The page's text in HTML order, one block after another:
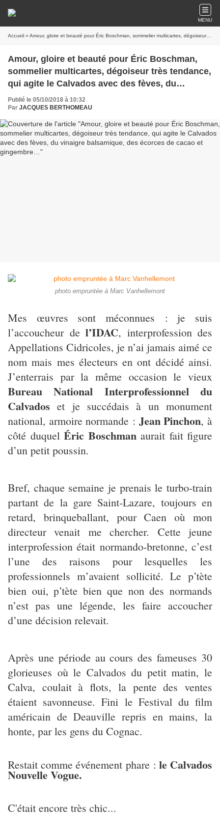
MENU
Accueil » Amour, gloire et beauté pour Éric Boschman, sommelier multicartes, dégoiseur très tendance, qui agite le Calvados avec des fèves, du vinaigre balsamique, des écorces de cacao et gingembre…
Amour, gloire et beauté pour Éric Boschman,
sommelier multicartes, dégoiseur très tendance,
qui agite le Calvados avec des fèves, du
vinaigre balsamique, des écorces de cacao et
gingembre…
Publié le 05/10/2018 à 10:32
Par JACQUES BERTHOMEAU
photo empruntée à Marc Vanhellemont
Mes œuvres sont méconnues : je suis
l’accoucheur de l’IDAC, interprofession des
Appellations Cidricoles, je n’ai jamais aimé ce
nom mais mes électeurs en ont décidé ainsi.
J’enterrais par la même occasion le vieux
Bureau National Interprofessionnel du
Calvados et je succédais à un monument
national, armoire normande : Jean Pinchon, à
côté duquel Éric Boschmanaurait fait figure
d’un petit poussin.
Bref, chaque semaine je prenais le turbo-train
partant de la gare Saint-Lazare, toujours en
retard, brinqueballant, pour Caen où mon
directeur venait me chercher. Cette jeune
interprofession était normando-bretonne, c’est
l’une des raisons pour lesquelles les
professionnels m’avaient sollicité. Le p’tète
bien oui, p’tète bien que non des normands
n’est pas une légende, les faire accoucher
d’une décision relevait.
Après une période au cours des fameuses 30
glorieuses où le Calvados du petit matin, le
Calva, coulait à flots, la pente des ventes
étaient savonneuse. Fini le Festival du film
américain de Deauville repris en mains, la
honte, par les gens du Cognac.
Restait comme événement phare : le Calvados
Nouvelle Vogue.
C'était encore très chic...